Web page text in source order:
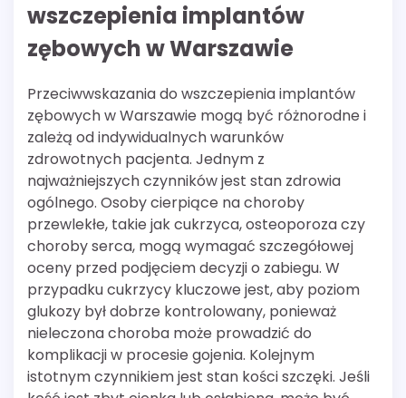
wszczepienia implantów
zębowych w Warszawie
Przeciwwskazania do wszczepienia implantów
zębowych w Warszawie mogą być różnorodne i
zależą od indywidualnych warunków
zdrowotnych pacjenta. Jednym z
najważniejszych czynników jest stan zdrowia
ogólnego. Osoby cierpiące na choroby
przewlekłe, takie jak cukrzyca, osteoporoza czy
choroby serca, mogą wymagać szczegółowej
oceny przed podjęciem decyzji o zabiegu. W
przypadku cukrzycy kluczowe jest, aby poziom
glukozy był dobrze kontrolowany, ponieważ
nieleczona choroba może prowadzić do
komplikacji w procesie gojenia. Kolejnym
istotnym czynnikiem jest stan kości szczęki. Jeśli